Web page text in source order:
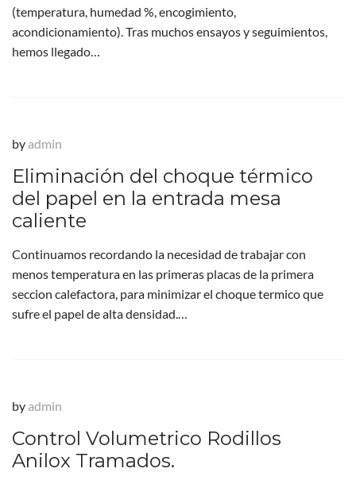
(temperatura, humedad %, encogimiento,
acondicionamiento). Tras muchos ensayos y seguimientos,
hemos llegado…
by admin
Eliminación del choque térmico
del papel en la entrada mesa
caliente
Continuamos recordando la necesidad de trabajar con
menos temperatura en las primeras placas de la primera
seccion calefactora, para minimizar el choque termico que
sufre el papel de alta densidad.…
by admin
Control Volumetrico Rodillos
Anilox Tramados.